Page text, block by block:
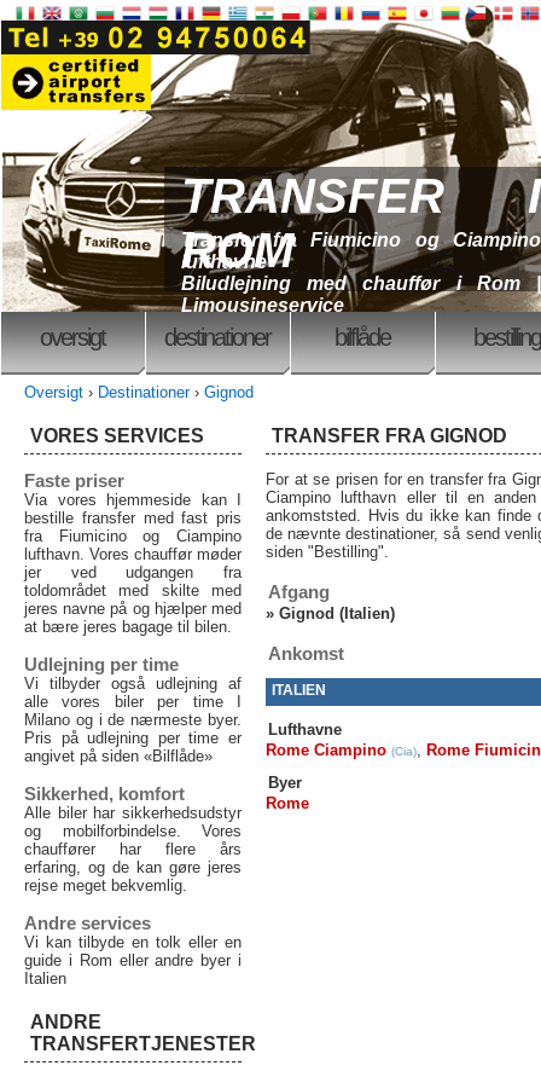
TRANSFER I
ROM
Transfer fra Fiumicino og Ciampino
lufthavne
Biludlejning med chauffør i Rom |
Limousineservice
oversigt destinationer bilflåde bestilling
Oversigt › Destinationer› Gignod
TRANSFER FRA GIGNOD
For at se prisen for en transfer fra
Ciampino lufthavn eller til en
ankomststed. Hvis du ikke kan finde
de nævnte destinationer, så send
siden "Bestilling".
Afgang
» Gignod (Italien)
Ankomst
ITALIEN
Lufthavne
Rome Ciampino (Cia), Rome
Byer
Rome
VORES SERVICES
Faste priser
Via vores hjemmeside kan I
bestille fransfer med fast pris
fra Fiumicino og Ciampino
lufthavn. Vores chauffør møder
jer ved udgangen fra
toldområdet med skilte med
jeres navne på og hjælper med
at bære jeres bagage til bilen.
Udlejning per time
Vi tilbyder også udlejning af
alle vores biler per time I
Milano og i de nærmeste byer.
Pris på udlejning per time er
angivet på siden «Bilflåde»
Sikkerhed, komfort
Alle biler har sikkerhedsudstyr
og mobilforbindelse. Vores
chauffører har flere års
erfaring, og de kan gøre jeres
rejse meget bekvemlig.
Andre services
Vi kan tilbyde en tolk eller en
guide i Rom eller andre byer i
Italien
ANDRE
TRANSFERTJENESTER